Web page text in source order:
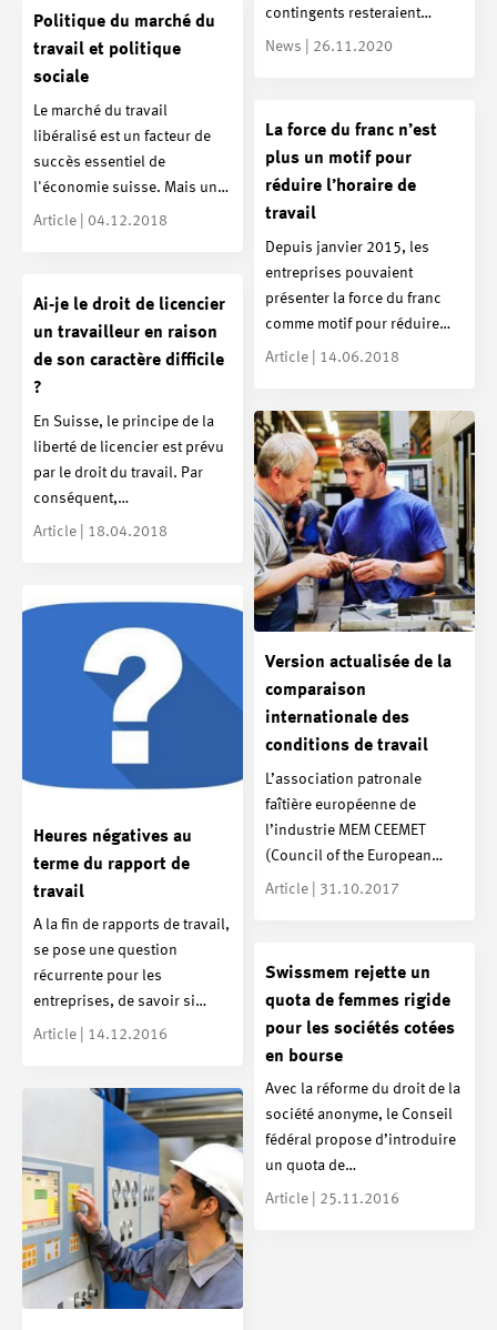
contingents resteraient…
News | 26.11.2020
Politique du marché du
travail et politique
sociale
Le marché du travail
libéralisé est un facteur de
succès essentiel de
l'économie suisse. Mais un…
Article | 04.12.2018
La force du franc n’est
plus un motif pour
réduire l’horaire de
travail
Depuis janvier 2015, les
entreprises pouvaient
présenter la force du franc
comme motif pour réduire…
Article | 14.06.2018
Ai-je le droit de licencier
un travailleur en raison
de son caractère difficile
?
En Suisse, le principe de la
liberté de licencier est prévu
par le droit du travail. Par
conséquent,…
Article | 18.04.2018
Version actualisée de la
comparaison
internationale des
conditions de travail
L’association patronale
faîtière européenne de
l’industrie MEM CEEMET
(Council of the European…
Article | 31.10.2017
Heures négatives au
terme du rapport de
travail
A la fin de rapports de travail,
se pose une question
récurrente pour les
entreprises, de savoir si…
Article | 14.12.2016
Swissmem rejette un
quota de femmes rigide
pour les sociétés cotées
en bourse
Avec la réforme du droit de la
société anonyme, le Conseil
fédéral propose d’introduire
un quota de…
Article | 25.11.2016